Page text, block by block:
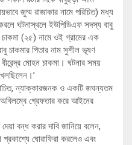
জুম্ম রাজাকার নামে পরিচিত) মধ্য
ঘটনাস্থলে ইউপিডিএফ সদস্য বাবু
(২৫) নামে ওই গ্রামের এক
বাবু চাকমার পিতার নাম সুশীল ভূষণ
মোহন চাকমা। ঘটনার সময়
ন্যাক্কারজনক ও একটি জঘন্যতম
অবিলম্বে গ্রেফতার করে আইনের
বন্ধ করার দাবি জানিয়ে বলেন,
প্রকাশ্যে ঘোরাফিরা করলেও এবং